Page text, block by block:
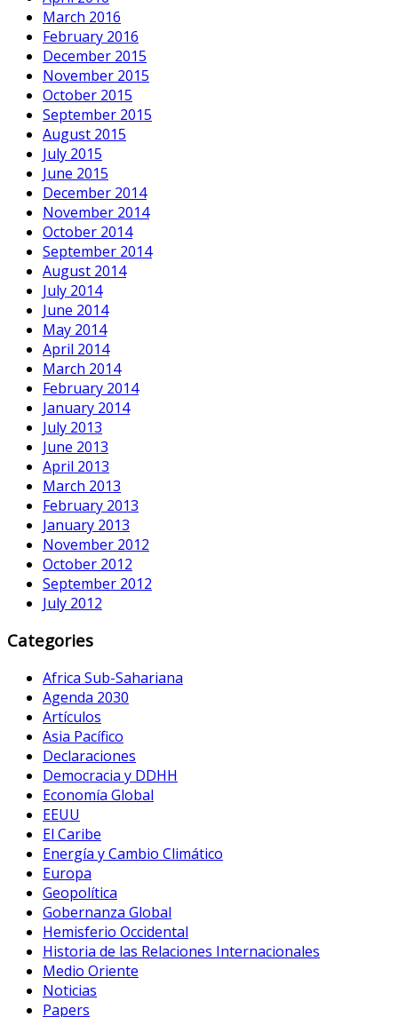
March 2016
February 2016
December 2015
November 2015
October 2015
September 2015
August 2015
July 2015
June 2015
December 2014
November 2014
October 2014
September 2014
August 2014
July 2014
June 2014
May 2014
April 2014
March 2014
February 2014
January 2014
July 2013
June 2013
April 2013
March 2013
February 2013
January 2013
November 2012
October 2012
September 2012
July 2012
Categories
Africa Sub-Sahariana
Agenda 2030
Artículos
Asia Pacífico
Declaraciones
Democracia y DDHH
Economía Global
EEUU
El Caribe
Energía y Cambio Climático
Europa
Geopolítica
Gobernanza Global
Hemisferio Occidental
Historia de las Relaciones Internacionales
Medio Oriente
Noticias
Papers